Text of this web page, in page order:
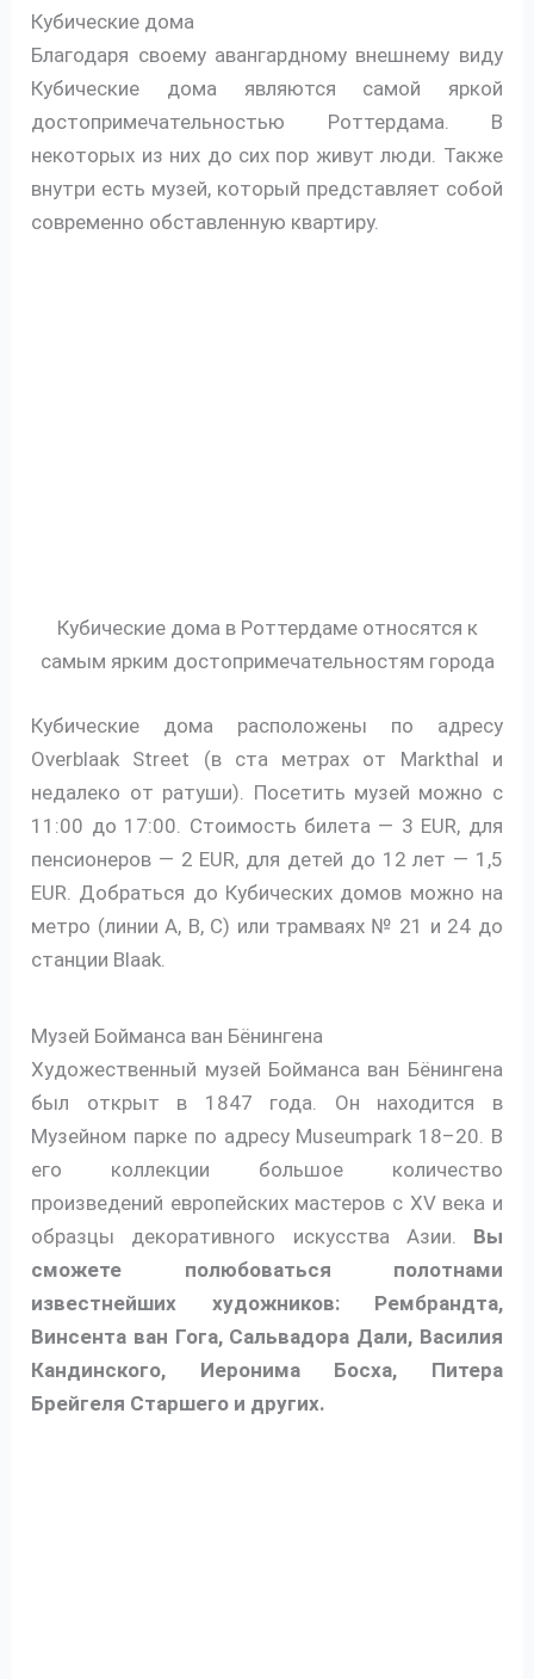
Кубические дома
Благодаря своему авангардному внешнему виду
Кубические дома являются самой яркой
достопримечательностью Роттердама. В
некоторых из них до сих пор живут люди. Также
внутри есть музей, который представляет собой
современно обставленную квартиру.
Кубические дома в Роттердаме относятся к
самым ярким достопримечательностям города
Кубические дома расположены по адресу
Overblaak Street (в ста метрах от Markthal и
недалеко от ратуши). Посетить музей можно с
11:00 до 17:00. Стоимость билета — 3 EUR, для
пенсионеров — 2 EUR, для детей до 12 лет — 1,5
EUR. Добраться до Кубических домов можно на
метро (линии A, B, C) или трамваях № 21 и 24 до
станции Blaak.
Музей Бойманса ван Бёнингена
Художественный музей Бойманса ван Бёнингена
был открыт в 1847 года. Он находится в
Музейном парке по адресу Museumpark 18–20. В
его коллекции большое количество
произведений европейских мастеров с XV века и
образцы декоративного искусства Азии. Вы
сможете полюбоваться полотнами
известнейших художников: Рембрандта,
Винсента ван Гога, Сальвадора Дали, Василия
Кандинского, Иеронима Босха, Питера
Брейгеля Старшего и других.